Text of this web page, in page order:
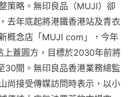
策略。無印良品（MUJI）卻
去年底起將港鐵香港站及青衣
概念店「MUJI com」，今年
上蓋圓方，目標於2030年前將
30間。無印良品香港業務總監
尚接受傳媒訪問時表示，以小